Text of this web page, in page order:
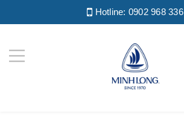
Hotline: 0902 968 336